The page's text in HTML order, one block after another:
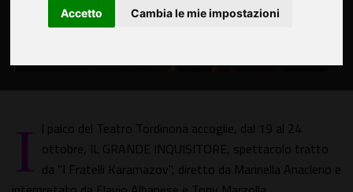
Accetto Cambia le mie impostazioni
I l palco del Teatro Tordinona accoglie, dal 19 al 24
ottobre, IL GRANDE INQUISITORE, spettacolo tratto
da "I Fratelli Karamazov", diretto da Marinella Anaclerio e